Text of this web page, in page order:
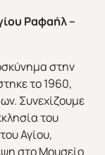
Ραφαήλ –
στην
το 1960,
Συνεχίζουμε
του
Αγίου,
στο Μουσείο